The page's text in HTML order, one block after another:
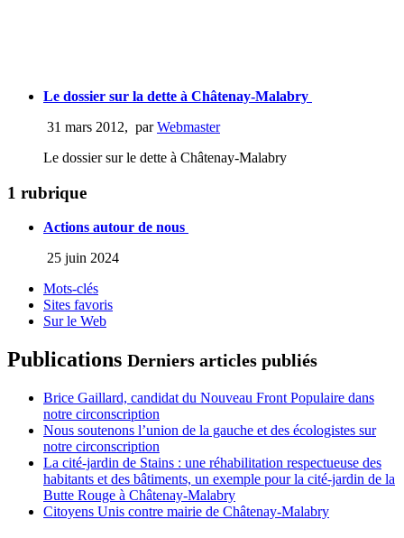
Le dossier sur la dette à Châtenay-Malabry
31 mars 2012, parWebmaster
Le dossier sur le dette à Châtenay-Malabry
1 rubrique
Actions autour de nous
25 juin 2024
Mots-clés
Sites favoris
Sur le Web
Publications Derniers articles publiés
Brice Gaillard, candidat du Nouveau Front Populaire dans
notre circonscription
Nous soutenons l’union de la gauche et des écologistes sur
notre circonscription
La cité-jardin de Stains : une réhabilitation respectueuse des
habitants et des bâtiments, un exemple pour la cité-jardin de la
Butte Rouge à Châtenay-Malabry
Citoyens Unis contre mairie de Châtenay-Malabry